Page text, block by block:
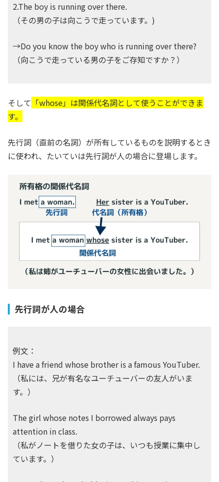
2.The boy is running over there.
（その男の子は向こうで走っています。)
→Do you know the boy who is running over there?
（向こうで走っている男の子をご存知ですか？）
そして 「whose」は関係代名詞として使うことができま
す。
先行詞（直前の名詞）が所有しているものを説明するとき
に使われ、たいていは先行詞が人の場合に登場します。
先行詞が人の場合
例文：
I have a friend whose brother is a famous YouTuber.
（私には、兄が有名なユーチューバーの友人がいま
す。）
The girl whose notes I borrowed always pays
attention in class.
（私がノートを借りた女の子は、いつも授業に集中し
ています。）